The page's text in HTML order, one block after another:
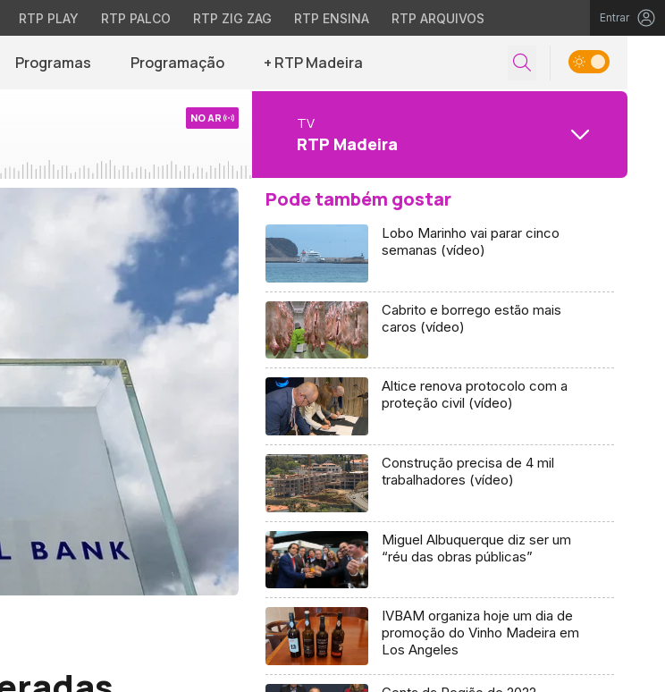
RTP PLAY RTP PALCO RTP ZIG ZAG RTP ENSINA RTP ARQUIVOS Entrar
Programas Programação + RTP Madeira
NO AR TV
RTP Madeira
Pode também gostar
Lobo Marinho vai parar cinco
semanas (vídeo)
Cabrito e borrego estão mais
caros (vídeo)
Altice renova protocolo com a
proteção civil (vídeo)
Construção precisa de 4 mil
trabalhadores (vídeo)
Miguel Albuquerque diz ser um
“réu das obras públicas”
IVBAM organiza hoje um dia de
promoção do Vinho Madeira em
Los Angeles